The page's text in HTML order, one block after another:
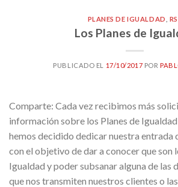
PLANES DE IGUALDAD
Los Planes de
PUBLICADO EL 17/10/2017 POR
Comparte: Cada vez recibimos más
información sobre los Planes de
hemos decidido dedicar nuestra entrada
con el objetivo de dar a conocer que son
Igualdad y poder subsanar alguna de las
que nos transmiten nuestros clientes o